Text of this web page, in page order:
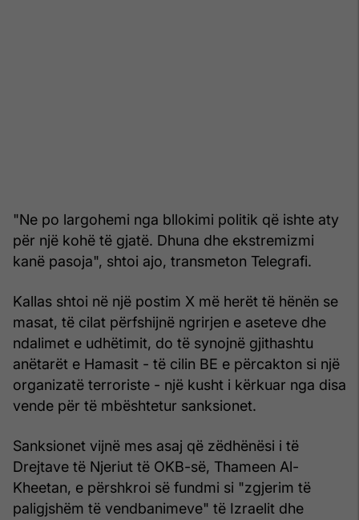
"Ne po largohemi nga bllokimi politik që ishte aty
për një kohë të gjatë. Dhuna dhe ekstremizmi
kanë pasoja", shtoi ajo, transmeton Telegrafi.
Kallas shtoi në një postim X më herët të hënën se
masat, të cilat përfshijnë ngrirjen e aseteve dhe
ndalimet e udhëtimit, do të synojnë gjithashtu
anëtarët e Hamasit - të cilin BE e përcakton si një
organizatë terroriste - një kusht i kërkuar nga disa
vende për të mbështetur sanksionet.
Sanksionet vijnë mes asaj që zëdhënësi i të
Drejtave të Njeriut të OKB-së, Thameen Al-
Kheetan, e përshkroi së fundmi si "zgjerim të
paligjshëm të vendbanimeve" të Izraelit dhe